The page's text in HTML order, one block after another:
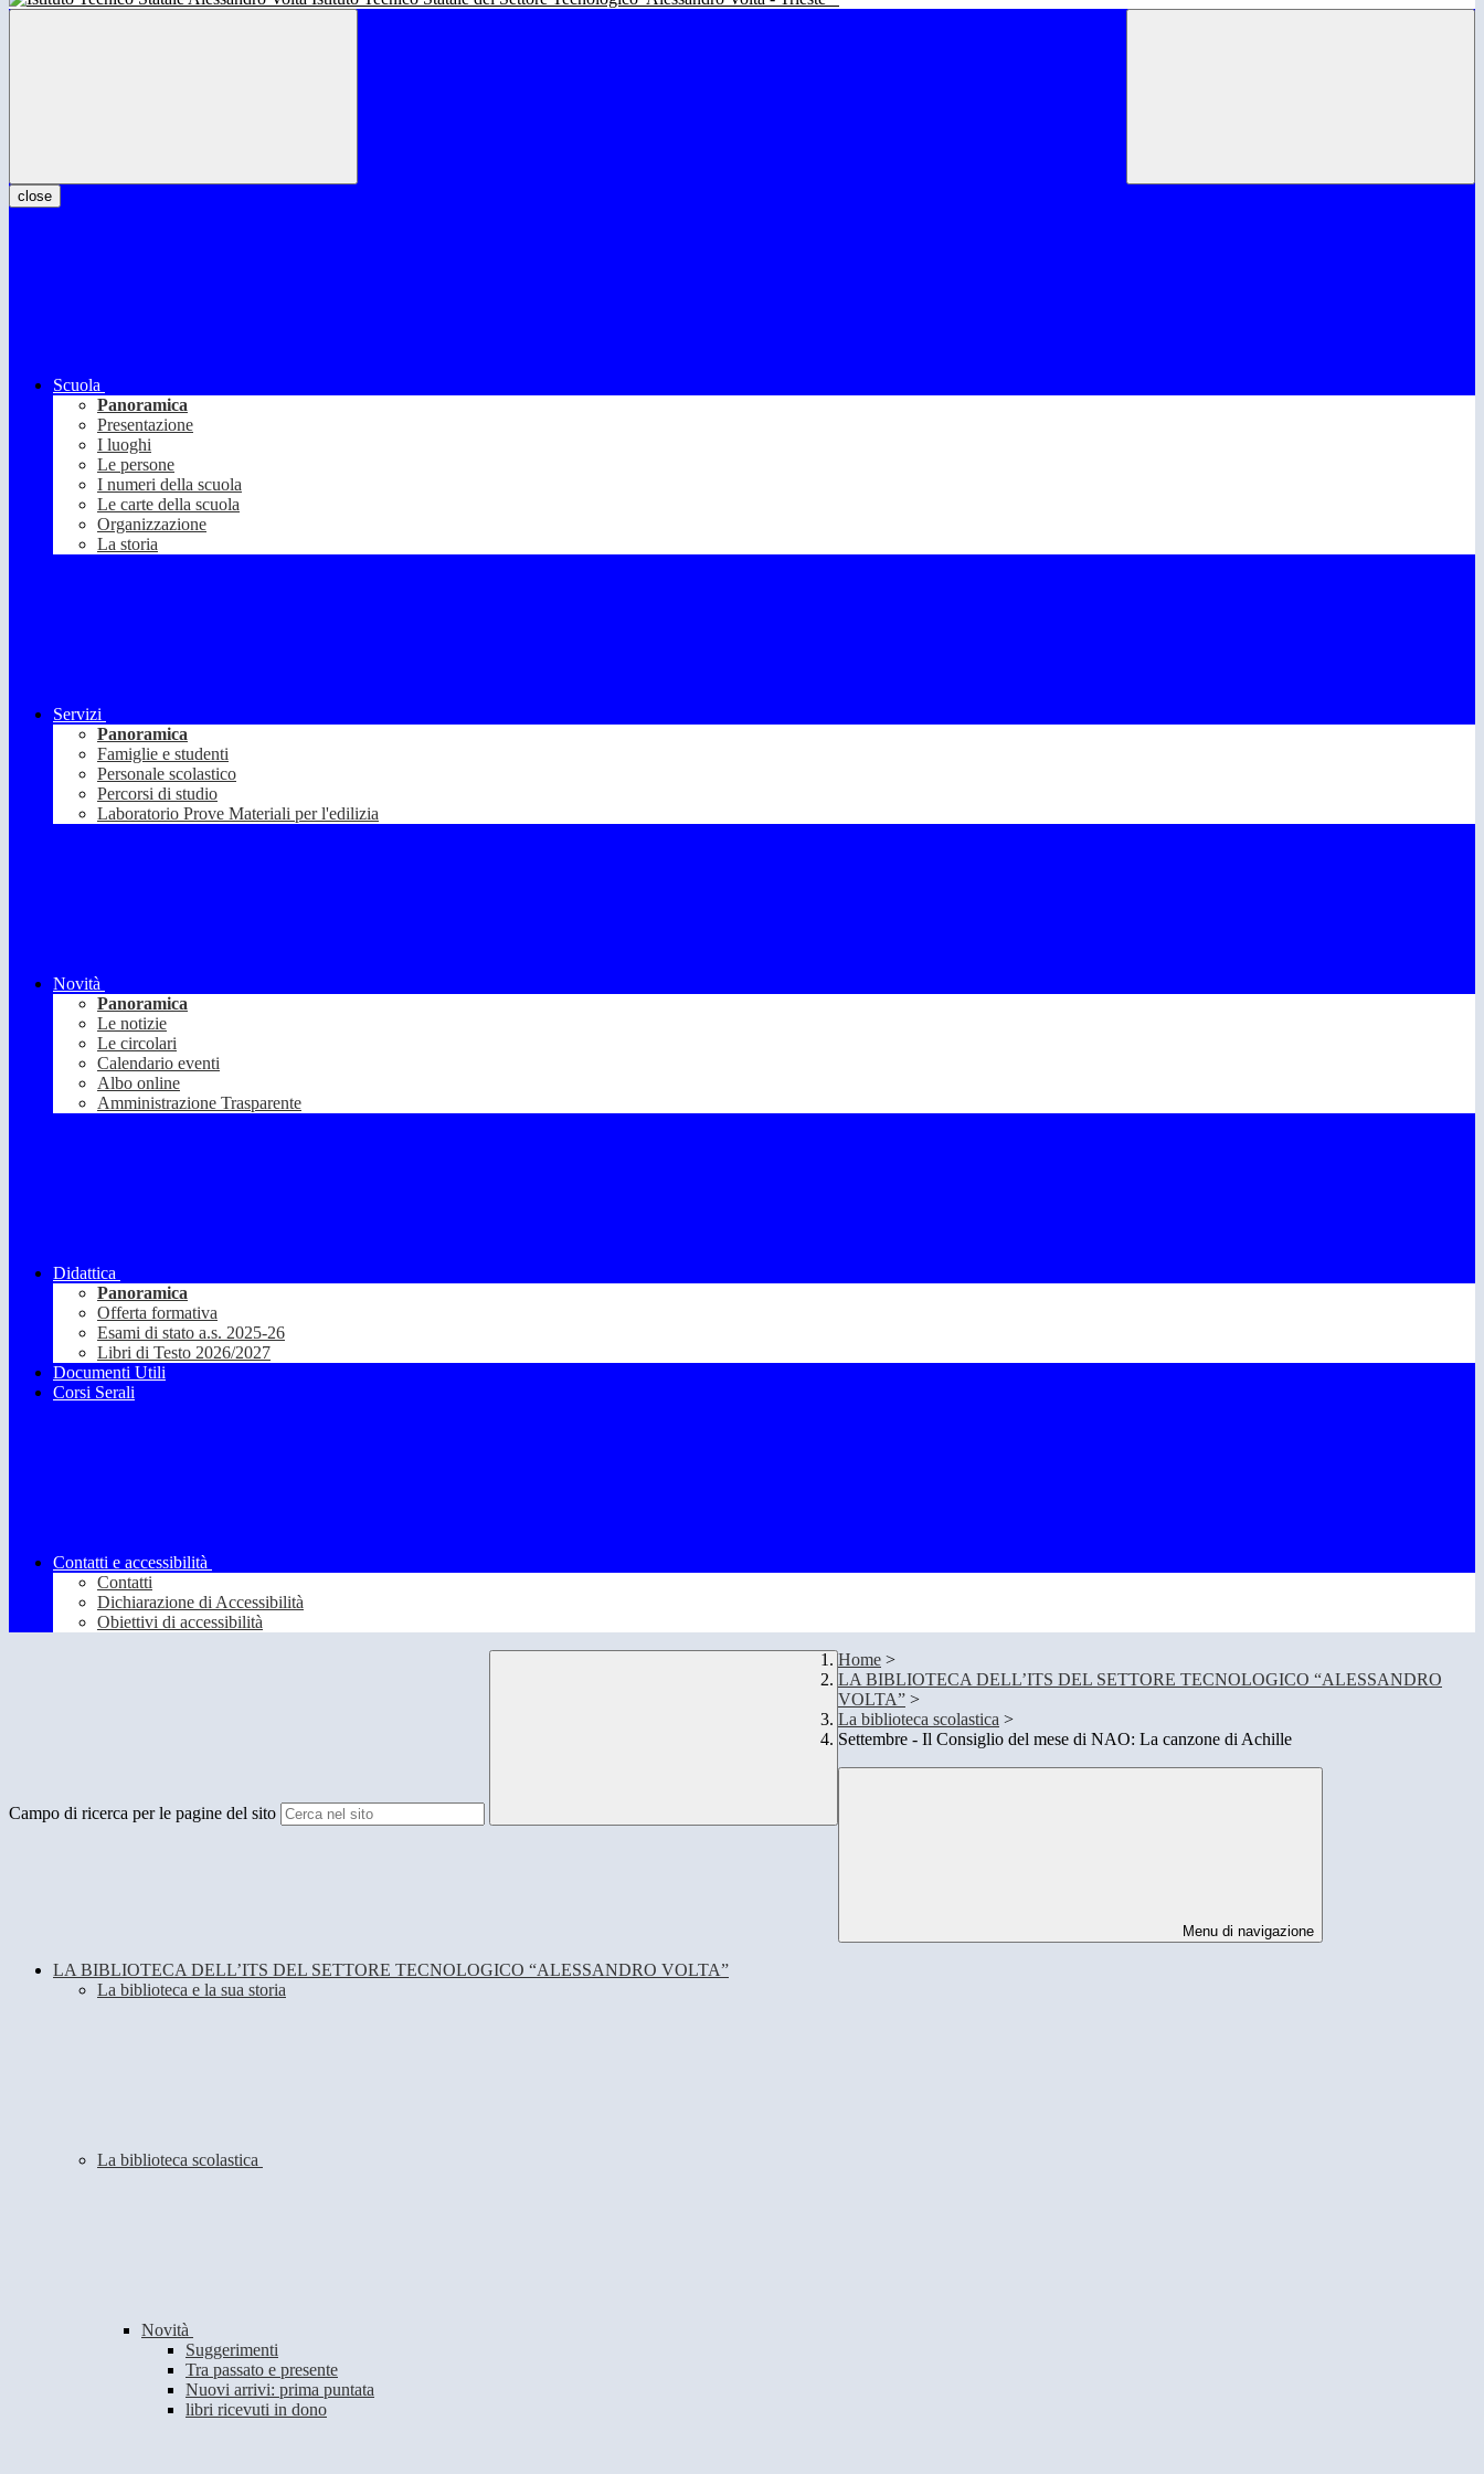
close
Scuola
Panoramica
Presentazione
I luoghi
Le persone
I numeri della scuola
Le carte della scuola
Organizzazione
La storia
Servizi
Panoramica
Famiglie e studenti
Personale scolastico
Percorsi di studio
Laboratorio Prove Materiali per l'edilizia
Novità
Panoramica
Le notizie
Le circolari
Calendario eventi
Albo online
Amministrazione Trasparente
Didattica
Panoramica
Offerta formativa
Esami di stato a.s. 2025-26
Libri di Testo 2026/2027
Documenti Utili
Corsi Serali
Contatti e accessibilità
Contatti
Dichiarazione di Accessibilità
Obiettivi di accessibilità
Campo di ricerca per le pagine del sito
Home >
LA BIBLIOTECA DELL’ITS DEL SETTORE TECNOLOGICO “ALESSANDRO
VOLTA” >
La biblioteca scolastica >
Settembre - Il Consiglio del mese di NAO: La canzone di Achille
Menu di navigazione
LA BIBLIOTECA DELL’ITS DEL SETTORE TECNOLOGICO “ALESSANDRO VOLTA”
La biblioteca e la sua storia
La biblioteca scolastica
Novità
Suggerimenti
Tra passato e presente
Nuovi arrivi: prima puntata
libri ricevuti in dono